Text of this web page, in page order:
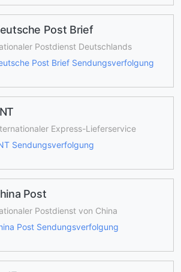
Post Brief
Postdienst Deutschlands
Post Brief Sendungsverfolgung
Express-Lieferservice
Sendungsverfolgung
Post
Postdienst von China
Post Sendungsverfolgung